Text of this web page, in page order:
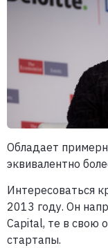
Обладает
эквивалентно
Интересоваться
2013 году. Он
Capital, те в свою
стартапы.